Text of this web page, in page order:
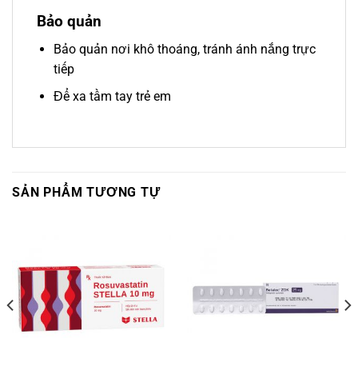
Bảo quản
Bảo quản nơi khô thoáng, tránh ánh nắng trực
tiếp
Để xa tầm tay trẻ em
SẢN PHẨM TƯƠNG TỰ